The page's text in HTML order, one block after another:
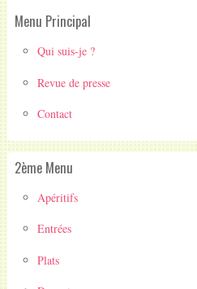
Menu Principal
Qui suis-je ?
Revue de presse
Contact
2ème Menu
Apéritifs
Entrées
Plats